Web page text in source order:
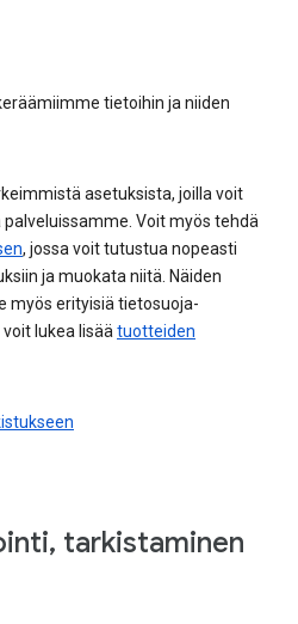
tietoihin ja niiden
asetuksista, joilla voit
Voit myös tehdä
, jossa voit tutustua nopeasti
ja muokata niitä. Näiden
myös erityisiä tietosuoja-
lukea lisää tuotteiden
tarkistaminen